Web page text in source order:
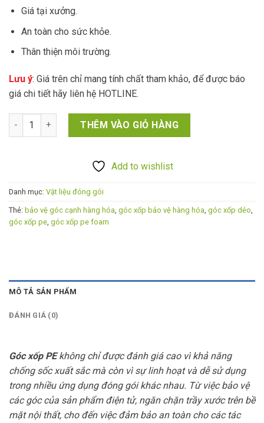
Giá tại xưởng.
An toàn cho sức khỏe.
Thân thiện môi trường.
Lưu ý: Giá trên chỉ mang tính chất tham khảo, để được báo
giá chi tiết hãy liên hệ HOTLINE.
Góc xốp PE bảo vệ mọi loại hàng hóa số lượng
THÊM VÀO GIỎ HÀNG
Add to wishlist
Danh mục: Vật liệu đóng gói
Thẻ: bảo vệ góc cạnh hàng hóa góc xốp bảo vệ hàng hóa góc xốp dẻo
góc xốp pe góc xốp pe foam
MÔ TẢ SẢN PHẨM
ĐÁNH GIÁ (0)
Góc xốp PEkhông chỉ được đánh giá cao vì khả năng
chống sốc xuất sắc mà còn vì sự linh hoạt và dễ sử dụng
trong nhiều ứng dụng đóng gói khác nhau. Từ việc bảo vệ
các góc của sản phẩm điện tử, ngăn chặn trầy xước trên bề
mặt nội thất, cho đến việc đảm bảo an toàn cho các tác